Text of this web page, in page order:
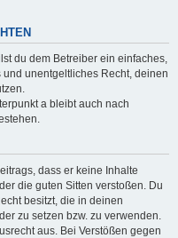
du dem Betreiber ein einfaches,
unentgeltliches Recht, deinen
a bleibt auch nach
dass er keine Inhalte
die guten Sitten verstoßen. Du
besitzt, die in deinen
zu setzen bzw. zu verwenden.
aus. Bei Verstößen gegen